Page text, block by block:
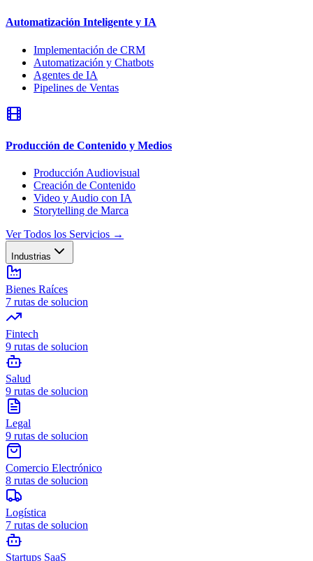
Automatización Inteligente y IA
Implementación de CRM
Automatización y Chatbots
Agentes de IA
Pipelines de Ventas
Producción de Contenido y Medios
Producción Audiovisual
Creación de Contenido
Video y Audio con IA
Storytelling de Marca
Ver Todos los Servicios →
Industrias
Bienes Raíces
7 rutas de solucion
Fintech
9 rutas de solucion
Salud
9 rutas de solucion
Legal
9 rutas de solucion
Comercio Electrónico
8 rutas de solucion
Logística
7 rutas de solucion
Startups SaaS